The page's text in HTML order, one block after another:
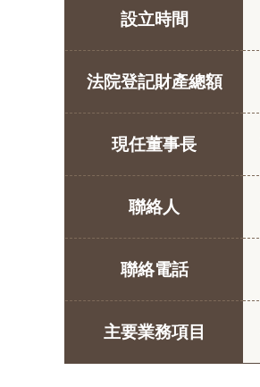
設立時間
法院登記財產總額
現任董事長
聯絡人
聯絡電話
主要業務項目